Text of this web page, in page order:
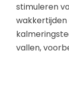
stimuleren
wakkertijden
vallen,